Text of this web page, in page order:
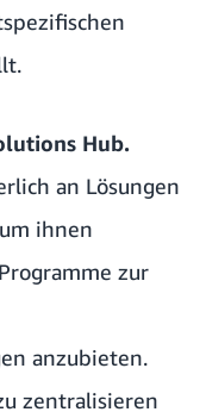
Hub.
an Lösungen
ihnen
zur
anzubieten.
zentralisieren